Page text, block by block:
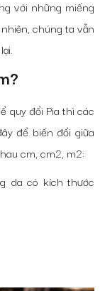
với những miếng
chúng ta vẫn
quy đổi Pia thì các
để biến đổi giữa
cm, cm2, m2:
da có kích thước